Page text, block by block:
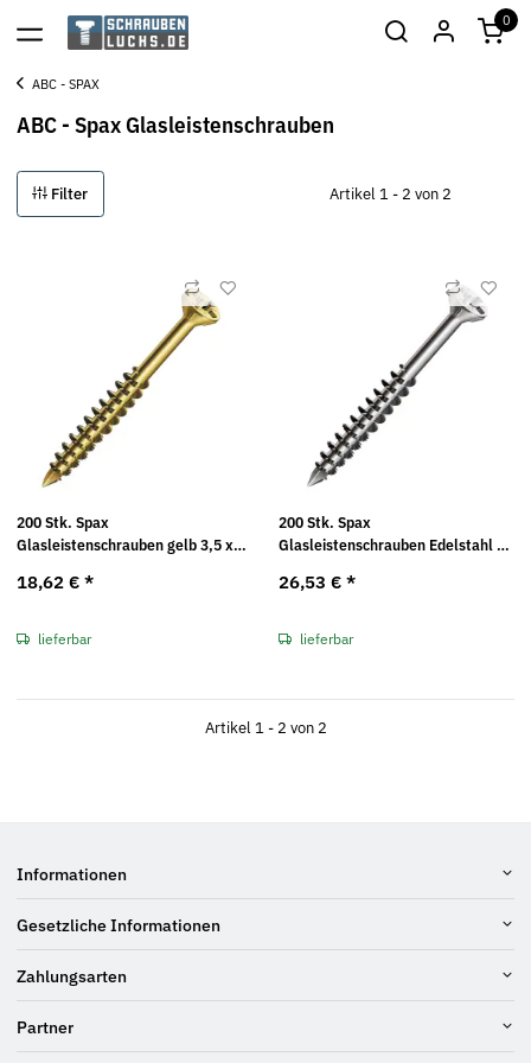
0
ABC - SPAX
ABC - Spax Glasleistenschrauben
Filter Artikel 1 - 2 von 2
200 Stk. Spax
Glasleistenschrauben gelb 3,5 x
18,62 € *
lieferbar
200 Stk. Spax
Glasleistenschrauben Edelstahl A2
26,53 € *
lieferbar
Artikel 1 - 2 von 2
Informationen
Gesetzliche Informationen
Zahlungsarten
Partner